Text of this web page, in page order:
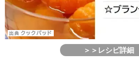
＞＞レシピ詳細